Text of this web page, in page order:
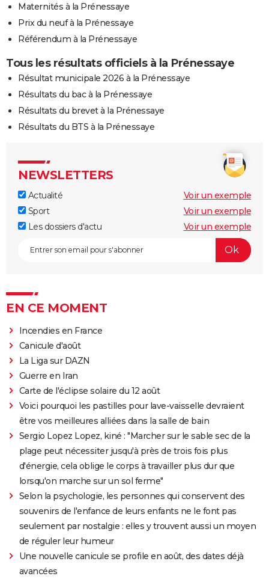
Maternités à la Prénessaye
Prix du neuf à la Prénessaye
Référendum à la Prénessaye
Tous les résultats officiels à la Prénessaye
Résultat municipale 2026 à la Prénessaye
Résultats du bac à la Prénessaye
Résultats du brevet à la Prénessaye
Résultats du BTS à la Prénessaye
NEWSLETTERS
Actualité
Voir un exemple
Sport
Voir un exemple
Les dossiers d'actu
Voir un exemple
EN CE MOMENT
Incendies en France
Canicule d'août
La Liga sur DAZN
Guerre en Iran
Carte de l'éclipse solaire du 12 août
Voici pourquoi les pastilles pour lave-vaisselle devraient
être vos meilleures alliées dans la salle de bain
Sergio Lopez Lopez, kiné : "Marcher sur le sable sec de la
plage peut nécessiter jusqu'à près de trois fois plus
d'énergie, cela oblige le corps à travailler plus dur que
lorsqu'on marche sur un sol ferme"
Selon la psychologie, les personnes qui conservent des
souvenirs de l'enfance de leurs enfants ne le font pas
seulement par nostalgie : elles y trouvent aussi un moyen
de réguler leur humeur
Une nouvelle canicule se profile en août, des dates déjà
avancées